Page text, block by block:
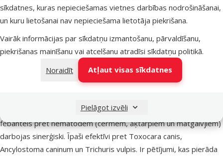
sīkdatnes, kuras nepieciešamas vietnes darbības nodrošināšanai,
un kuru lietošanai nav nepieciešama lietotāja piekrišana.
Vairāk informācijas par sīkdatņu izmantošanu, pārvaldīšanu,
piekrišanas mainīšanu vai atcelšanu atradīsi sīkdatņu politikā.
Noraidīt
Atļaut visas sīkdatnes
Pielāgot izvēli
Desmitkārtīgi palielinot ieteicamo devu, tika novērota pirmā
nepanesības pazīme – vemšana.
Farmakoterapeitiskā grupa: pretparazītu līdzekļi. Fiksēta divu
pretparazitāro līdzekļu kombinācija: tetrahidro-pirimidīna
atvasinājums, pirantels (embonāta veidā) un pro-benzimidazols,
Šajās kombinētajās veterinārajās zālēs suņiem pirantels un
febantels pret nematodēm (cērmēm, āķtārpiem un matgalvjiem)
darbojas sinerģiski. Īpaši efektīvi pret Toxocara canis,
Ancylostoma caninum un Trichuris vulpis. Ir pētījumi, kas pierāda